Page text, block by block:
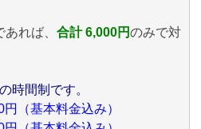
れば、 合計 6,000円のみで対
時間制です。
（基本料金込み）